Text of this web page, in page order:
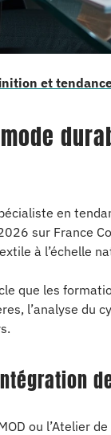
et
en
sur France
à l’échelle
que les
l’analyse du
ou l’Atelier